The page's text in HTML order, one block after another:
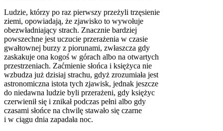
Ludzie, którzy po raz pierwszy przeżyli trzęsienie
ziemi, opowiadają, że zjawisko to wywołuje
obezwładniający strach. Znacznie bardziej
powszechne jest uczucie przerażenia w czasie
gwałtownej burzy z piorunami, zwłaszcza gdy
zaskakuje ona kogoś w górach albo na otwartych
przestrzeniach. Zaćmienie słońca i księżyca nie
wzbudza już dzisiaj strachu, gdyż zrozumiała jest
astronomiczna istota tych zjawisk, jednak jeszcze
do niedawna ludzie byli przerażeni, gdy księżyc
czerwienił się i znikał podczas pełni albo gdy
czasami słońce na chwilę stawało się czarne
i w ciągu dnia zapadała noc.